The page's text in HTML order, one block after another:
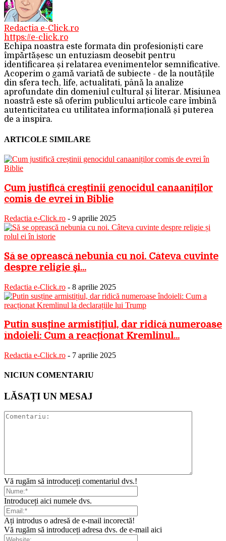
Redactia e-Click.ro
https://e-click.ro
Echipa noastra este formata din profesioniști care
împărtășesc un entuziasm deosebit pentru
identificarea și relatarea evenimentelor semnificative.
Acoperim o gamă variată de subiecte - de la noutățile
din sfera tech, life, actualitati, până la analize
aprofundate din domeniul cultural și literar. Misiunea
noastră este să oferim publicului articole care îmbină
autenticitatea cu utilitatea informațională și puterea
de a inspira.
ARTICOLE SIMILARE
Cum justifică creștinii genocidul canaaniților
comis de evrei în Biblie
Redactia e-Click.ro - 9 aprilie 2025
Să se oprească nebunia cu noi. Câteva cuvinte
despre religie și...
Redactia e-Click.ro - 8 aprilie 2025
Putin susține armistițiul, dar ridică numeroase
îndoieli: Cum a reacționat Kremlinul...
Redactia e-Click.ro - 7 aprilie 2025
NICIUN COMENTARIU
LĂSAȚI UN MESAJ
Vă rugăm să introduceți comentariul dvs.!
Introduceți aici numele dvs.
Ați introdus o adresă de e-mail incorectă!
Vă rugăm să introduceți adresa dvs. de e-mail aici